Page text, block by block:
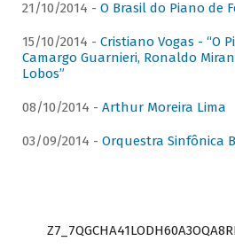
21/10/2014 - O Brasil do Piano de
15/10/2014 - Cristiano Vogas - “O
Camargo Guarnieri, Ronaldo
Lobos”
08/10/2014 - Arthur Moreira Lima
03/09/2014 - Orquestra Sinfônica